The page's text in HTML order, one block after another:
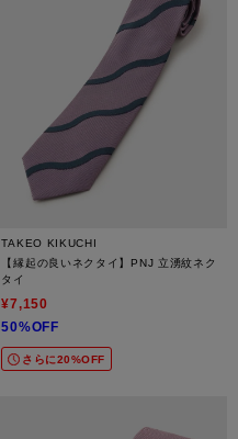
TAKEO KIKUCHI
【縁起の良いネクタイ】PNJ 立湧紋ネク
タイ
¥7,150
50%OFF
さらに20%OFF